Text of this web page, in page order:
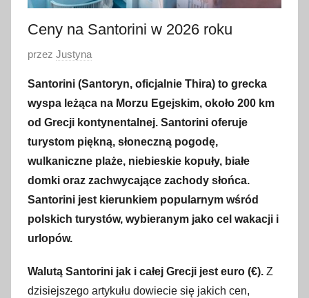
Ceny na Santorini w 2026 roku
O
u
b
l
i
k
o
w
a
n
3
0
przez Justyna
Santorini (Santoryn, oficjalnie Thira) to grecka
wyspa leżąca na Morzu Egejskim, około 200 km
od Grecji kontynentalnej. Santorini oferuje
turystom piękną, słoneczną pogodę,
wulkaniczne plaże, niebieskie kopuły, białe
domki oraz zachwycające zachody słońca.
Santorini jest kierunkiem popularnym wśród
polskich turystów, wybieranym jako cel wakacji i
urlopów.
Walutą Santorini jak i całej Grecji jest euro (€). Z
dzisiejszego artykułu dowiecie się jakich cen,